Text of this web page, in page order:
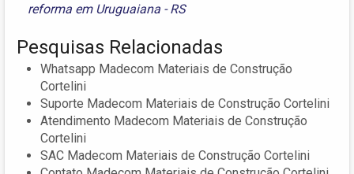
reforma em Uruguaiana - RS
Pesquisas Relacionadas
Whatsapp Madecom Materiais de Construção
Cortelini
Suporte Madecom Materiais de Construção Cortelini
Atendimento Madecom Materiais de Construção
Cortelini
SAC Madecom Materiais de Construção Cortelini